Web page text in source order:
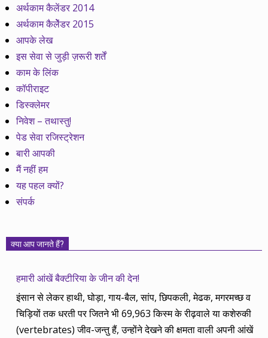
अर्थकाम कैलेंडर 2014
अर्थकाम कैलेेंडर 2015
आपके लेख
इस सेवा से जुड़ी ज़रूरी शर्तें
काम के लिंक
कॉपीराइट
डिस्क्लेमर
निवेश – तथास्तु!
पेड सेवा रजिस्ट्रेशन
बारी आपकी
मैं नहीं हम
यह पहल क्यों?
संपर्क
क्या आप जानते हैं?
हमारी आंखें बैक्टीरिया के जीन की देन!
इंसान से लेकर हाथी, घोड़ा, गाय-बैल, सांप, छिपकली, मेढक, मगरमच्छ व
चिड़ियों तक धरती पर जितने भी 69,963 किस्म के रीढ़वाले या कशेरुकी
(vertebrates) जीव-जन्तु हैं, उन्होंने देखने की क्षमता वाली अपनी आंखें